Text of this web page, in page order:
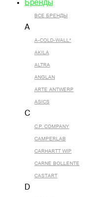
Бренды
ВСЕ БРЕНДЫ
A
A-COLD-WALL*
AKILA
ALTRA
ANGLAN
ARTE ANTWERP
ASICS
C
C.P. COMPANY
CAMPERLAB
CARHARTT WIP
CARNE BOLLENTE
CASTART
D